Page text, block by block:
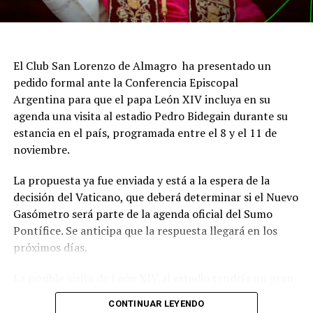
El Club San Lorenzo de Almagro ha presentado un
pedido formal ante la Conferencia Episcopal
Argentina para que el papa León XIV incluya en su
agenda una visita al estadio Pedro Bidegain durante su
estancia en el país, programada entre el 8 y el 11 de
noviembre.
La propuesta ya fue enviada y está a la espera de la
decisión del Vaticano, que deberá determinar si el Nuevo
Gasómetro será parte de la agenda oficial del Sumo
Pontífice. Se anticipa que la respuesta llegará en los
próximos días.
significado simbólico para San Lorenzo, dado el
CONTINUAR LEYENDO